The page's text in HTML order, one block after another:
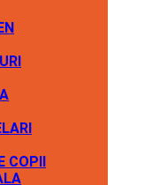
COPII